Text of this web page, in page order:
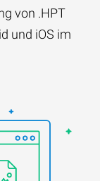
von .HPT
und iOS im